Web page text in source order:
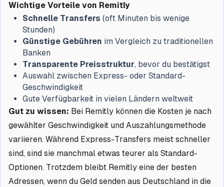
Wichtige Vorteile von Remitly
Schnelle Transfers (oft Minuten bis wenige
Stunden)
Günstige Gebühren im Vergleich zu traditionellen
Banken
Transparente Preisstruktur, bevor du bestätigst
Auswahl zwischen Express- oder Standard-
Geschwindigkeit
Gute Verfügbarkeit in vielen Ländern weltweit
Gut zu wissen: Bei Remitly können die Kosten je nach
gewählter Geschwindigkeit und Auszahlungsmethode
variieren. Während Express-Transfers meist schneller
sind, sind sie manchmal etwas teurer als Standard-
Optionen. Trotzdem bleibt Remitly eine der besten
Adressen, wenn du Geld senden aus Deutschland in die